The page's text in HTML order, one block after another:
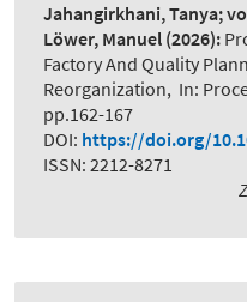
Jahangirkhani, Tanya;
Löwer, Manuel (2026):
Factory And Quality
Reorganization, In:
pp.162-167
DOI: https://doi.org/
ISSN: 2212-8271